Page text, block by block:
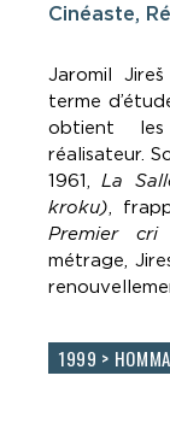
Cinéaste,
Jaromil
terme
obtient
réalisateur.
1961,La
kroku),
Premier cri
métrage,
1999 >